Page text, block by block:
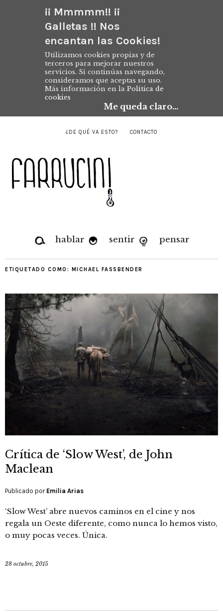
¡¡ Mmmmm!! ¡¡
Galletas !! Nos
encantan las Cookies!
Utilizamos cookies propias y de
terceros para mejorar nuestros
servicios. Si continúas navegando,
consideramos que aceptas su uso.
Más información en la Política de
cookies
Me queda claro...
¿DE QUÉ VA ESTO? CONTACTO
hablar sentir pensar
ETIQUETADO COMO: MICHAEL FASSBENDER
Crítica de ‘Slow West’, de John
Maclean
Publicado por Emilia Arias
‘Slow West’ abre nuevos caminos en el cine y nos
regala un Oeste diferente, como nunca lo hemos visto,
o muy pocas veces. Única.
28 octubre, 2015